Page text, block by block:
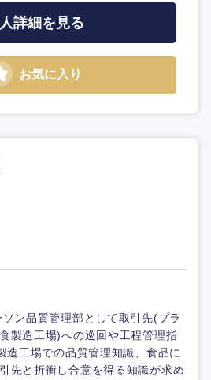
詳細を見る
お気に入り
ソン品質管理部として取引先(プラ
製造工場)への巡回や工程管理指
造工場での品質管理知識、食品に
先と折衝し合意を得る知識が求め